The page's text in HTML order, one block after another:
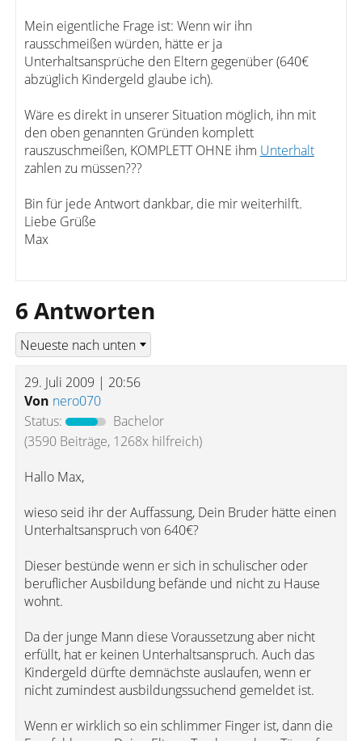
Mein eigentliche Frage ist: Wenn wir ihn
rausschmeißen würden, hätte er ja
Unterhaltsansprüche den Eltern gegenüber (640€
abzüglich Kindergeld glaube ich).
Wäre es direkt in unserer Situation möglich, ihn mit
den oben genannten Gründen komplett
rauszuschmeißen, KOMPLETT OHNE ihm Unterhalt
zahlen zu müssen???
Bin für jede Antwort dankbar, die mir weiterhilft.
Liebe Grüße
Max
6 Antworten
29. Juli 2009 | 20:56
Von nero070
Status:
Bachelor
(3590 Beiträge, 1268x hilfreich)
Hallo Max,
wieso seid ihr der Auffassung, Dein Bruder hätte einen
Unterhaltsanspruch von 640€?
Dieser bestünde wenn er sich in schulischer oder
beruflicher Ausbildung befände und nicht zu Hause
wohnt.
Da der junge Mann diese Voraussetzung aber nicht
erfüllt, hat er keinen Unterhaltsanspruch. Auch das
Kindergeld dürfte demnächste auslaufen, wenn er
nicht zumindest ausbildungssuchend gemeldet ist.
Wenn er wirklich so ein schlimmer Finger ist, dann die